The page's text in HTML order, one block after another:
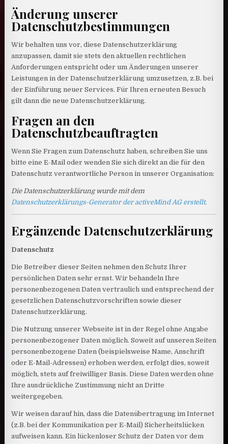
Änderung unserer
Datenschutzbestimmungen
Wir behalten uns vor, diese Datenschutzerklärung
anzupassen, damit sie stets den aktuellen rechtlichen
Anforderungen entspricht oder um Änderungen unserer
Leistungen in der Datenschutzerklärung umzusetzen, z.B. bei
der Einführung neuer Services. Für Ihren erneuten Besuch
gilt dann die neue Datenschutzerklärung.
Fragen an den
Datenschutzbeauftragten
Wenn Sie Fragen zum Datenschutz haben, schreiben Sie uns
bitte eine E-Mail oder wenden Sie sich direkt an die für den
Datenschutz verantwortliche Person in unserer Organisation:
Die Datenschutzerklärung wurde mit dem
Datenschutzerklärungs-Generator der activeMind AG erstellt.
Ergänzende Datenschutzerklärung
Datenschutz
Die Betreiber dieser Seiten nehmen den Schutz Ihrer
persönlichen Daten sehr ernst. Wir behandeln Ihre
personenbezogenen Daten vertraulich und entsprechend der
gesetzlichen Datenschutzvorschriften sowie dieser
Datenschutzerklärung.
Die Nutzung unserer Webseite ist in der Regel ohne Angabe
personenbezogener Daten möglich. Soweit auf unseren Seiten
personenbezogene Daten (beispielsweise Name, Anschrift
oder E-Mail-Adressen) erhoben werden, erfolgt dies, soweit
möglich, stets auf freiwilliger Basis. Diese Daten werden ohne
Ihre ausdrückliche Zustimmung nicht an Dritte
weitergegeben.
Wir weisen darauf hin, dass die Datenübertragung im Internet
(z.B. bei der Kommunikation per E-Mail) Sicherheitslücken
aufweisen kann. Ein lückenloser Schutz der Daten vor dem